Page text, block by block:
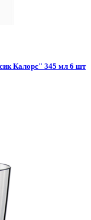
Калорс" 345 мл 6 шт